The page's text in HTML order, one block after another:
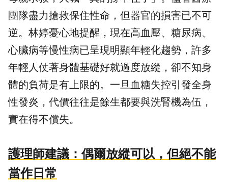
團隊盡力搶救保住性命，但器官的損害已不可
逆。林婷憂心地提醒，現在高血壓、糖尿病、
心臟病等慢性病已呈現明顯年輕化趨勢，許多
年輕人仗著身體基礎好就過度放縱，卻不知身
體的負荷是有上限的。一旦血糖失控引發全身
性發炎，代價往往是餘生都要與洗腎機為伍，
實在得不償失。
護理師建議：偶爾放縱可以，但絕不能
當作日常